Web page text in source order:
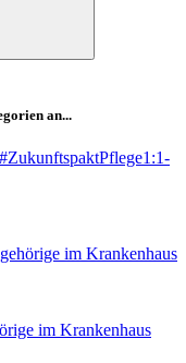
an...
#ZukunftspaktPflege1:1-
im Krankenhaus